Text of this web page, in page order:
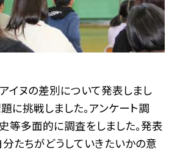
アイヌの差別について発表しまし
に挑戦しました。アンケート調
等多面的に調査をしました。発表
分たちがどうしていきたいかの意